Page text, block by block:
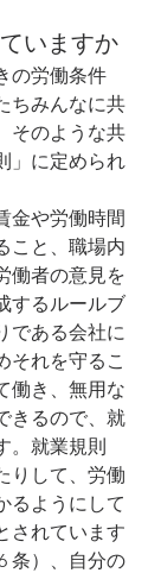
いますか
の労働条件
ちみんなに共
そのような共
」に定められ
金や労働時間
こと、職場内
働者の意見を
するルールブ
である会社に
それを守るこ
働き、無用な
きるので、就
。就業規則
りして、労働
るようにして
されています
条）、自分の